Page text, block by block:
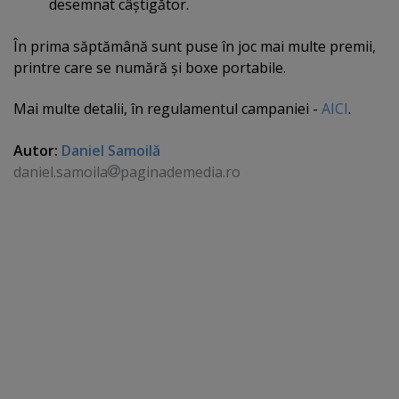
desemnat câştigător.
În prima săptămână sunt puse în joc mai multe premii,
printre care se numără şi boxe portabile.
Mai multe detalii, în regulamentul campaniei - AICI.
Autor: Daniel Samoilă
daniel.samoila
paginademedia.ro